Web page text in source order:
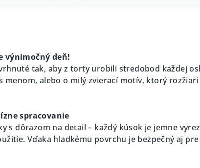
výnimočný deň!
tak, aby z torty urobili stredobod každej
menom, alebo o milý zvierací motív, ktorý rozžiari
spracovanie
s dôrazom na detail – každý kúsok je jemne
Vďaka hladkému povrchu je bezpečný aj pre